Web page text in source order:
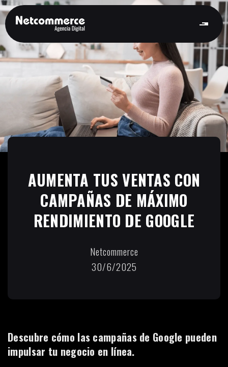
AUMENTA TUS VENTAS CON
CAMPAÑAS DE MÁXIMO
RENDIMIENTO DE GOOGLE
Netcommerce
30/6/2025
Descubre cómo las campañas de Google pueden
impulsar tu negocio en línea.